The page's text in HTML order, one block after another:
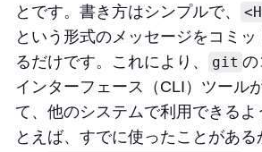
とです。書き方はシンプルで、
という形式のメッセージをコミ
るだけです。これにより、
git の
インターフェース（CLI）ツール
て、他のシステムで利用できるよ
とえば、すでに使ったことがあ